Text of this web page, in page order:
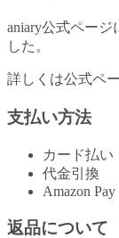
aniary公式ペー
した。
詳しくは公式ペ
支払い方法
カード払い
代金引換
Amazon Pay
返品について